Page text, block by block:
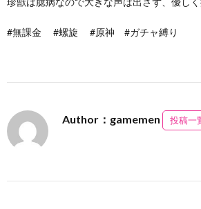
#無課金 #螺旋 #原神 #ガチャ縛り
Author：gamemen 投稿一